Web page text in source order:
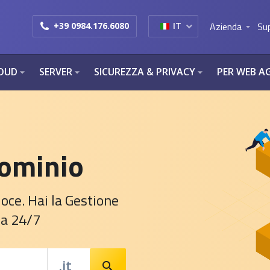
+39 0984.176.6080 IT Azienda arrow_drop_down
arrow_drop_down SERVERarrow_drop_down SICUREZZA & PRIVACYarrow_drop_down PER WEB
Hai la Gestione
24/7
.it search